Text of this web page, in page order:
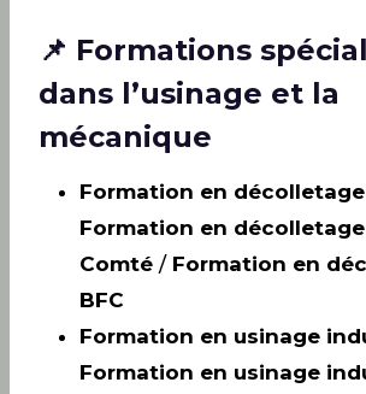
📌 Formations
dans l’usinage et la
mécanique
Formation en décolletage
Formation en
Comté / Formation en
BFC
Formation en usinage
Formation en usinage